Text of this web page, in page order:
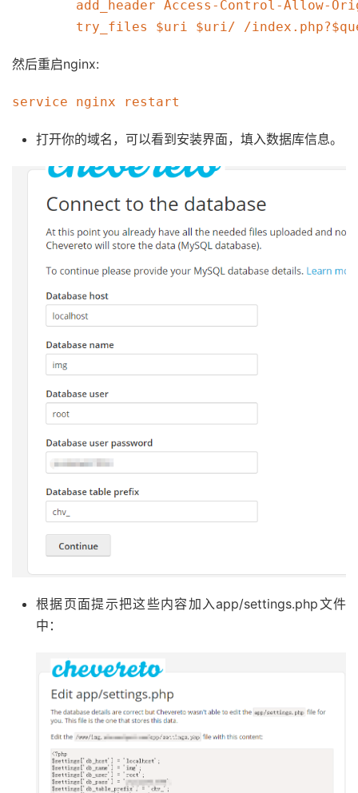
add_header Access-Control-Allow-
try_files $uri $uri/ /
然后重启nginx:
service nginx restart
打开你的域名，可以看到安装界面，填入数据库信息。
根据页面提示把这些内容加入app/settings.php文件
中：